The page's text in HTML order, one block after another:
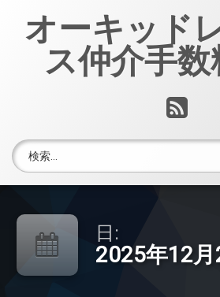
オーキッド
ス仲介手数
RSS
検索:
日:
2025年12月